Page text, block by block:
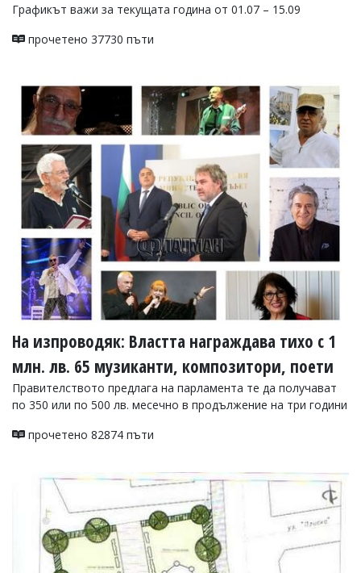
Графикът важи за текущата година от 01.07 – 15.09
прочетено 37730 пъти
На изпроводяк: Властта награждава тихо с 1
млн. лв. 65 музиканти, композитори, поети
Правителството предлага на парламента те да получават
по 350 или по 500 лв. месечно в продължение на три години
прочетено 82874 пъти